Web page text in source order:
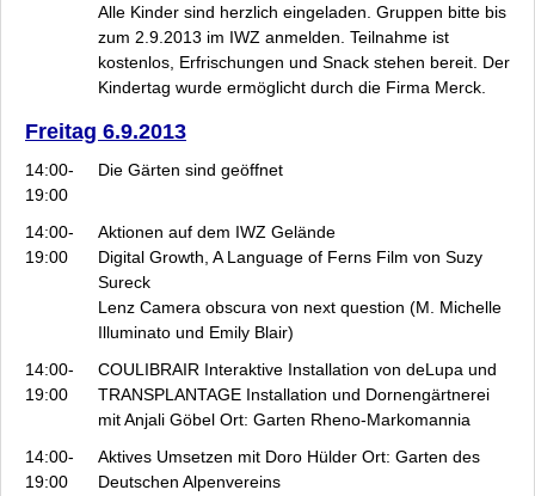
Alle Kinder sind herzlich eingeladen. Gruppen bitte bis
zum 2.9.2013 im IWZ anmelden. Teilnahme ist
kostenlos, Erfrischungen und Snack stehen bereit. Der
Kindertag wurde ermöglicht durch die Firma Merck.
Freitag 6.9.2013
14:00-
19:00
Die Gärten sind geöffnet
14:00-
19:00
Aktionen auf dem IWZ Gelände
Digital Growth, A Language of Ferns Film von Suzy
Sureck
Lenz Camera obscura von next question (M. Michelle
Illuminato und Emily Blair)
14:00-
19:00
COULIBRAIR Interaktive Installation von deLupa und
TRANSPLANTAGE Installation und Dornengärtnerei
mit Anjali Göbel Ort: Garten Rheno-Markomannia
14:00-
19:00
Aktives Umsetzen mit Doro Hülder Ort: Garten des
Deutschen Alpenvereins